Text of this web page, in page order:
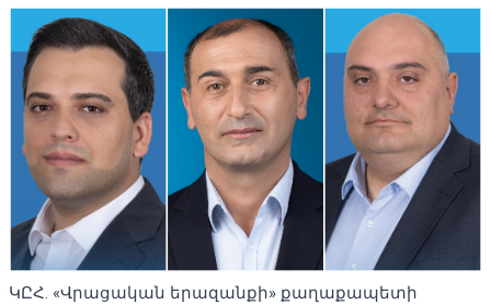
ԿԸՀ. «Վրացական երազանքի» քաղաքապետի